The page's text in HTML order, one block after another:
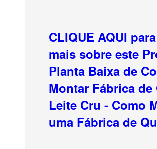
CLIQUE AQUI
mais sobre este
Planta Baixa de
Montar Fábrica de
Leite Cru - Como
uma Fábrica de